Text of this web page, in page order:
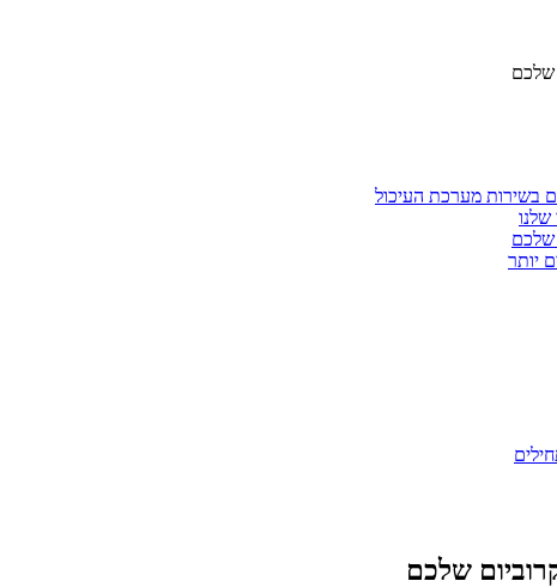
שלכם
בשירות מערכת העיכול
שלנו
שלכם
יותר
שלכם